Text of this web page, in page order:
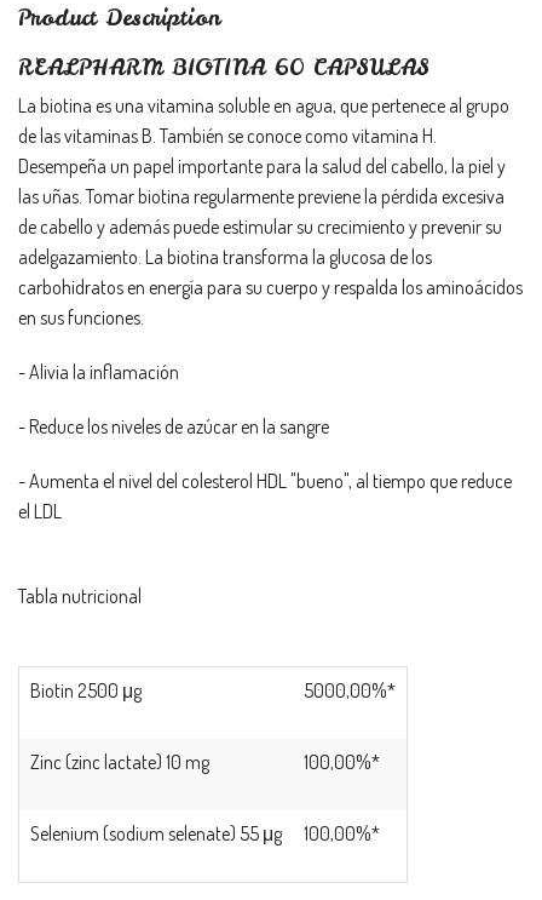
Product Description
REALPHARM BIOTINA 60 CAPSULAS
La biotina es una vitamina soluble en agua, que pertenece al grupo
de las vitaminas B. También se conoce como vitamina H.
Desempeña un papel importante para la salud del cabello, la piel y
las uñas. Tomar biotina regularmente previene la pérdida excesiva
de cabello y además puede estimular su crecimiento y prevenir su
adelgazamiento. La biotina transforma la glucosa de los
carbohidratos en energía para su cuerpo y respalda los aminoácidos
en sus funciones.
- Alivia la inflamación
- Reduce los niveles de azúcar en la sangre
- Aumenta el nivel del colesterol HDL "bueno", al tiempo que reduce
el LDL
Tabla nutricional
Biotin 2500 μg 5000,00%*
Zinc (zinc lactate) 10 mg 100,00%*
Selenium (sodium selenate) 55 μg 100,00%*